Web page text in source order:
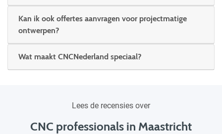
Kan ik ook offertes aanvragen voor projectmatige
ontwerpen?
Wat maakt CNCNederland speciaal?
Lees de recensies over
CNC professionals in Maastricht